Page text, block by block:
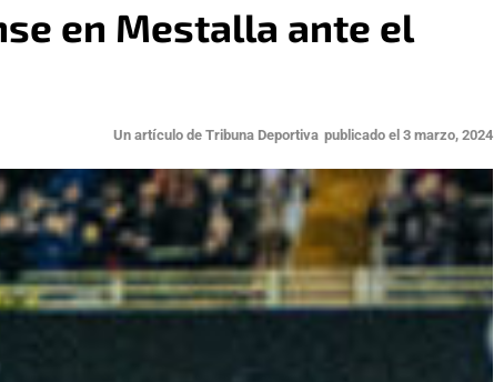
en Mestalla ante el
Un artículo de Tribuna Deportiva publicado el 3 marzo, 2024